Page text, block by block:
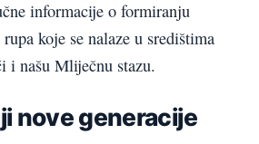
informacije o formiranju
koje se nalaze u središtima
i našu Mliječnu stazu.
nove generacije